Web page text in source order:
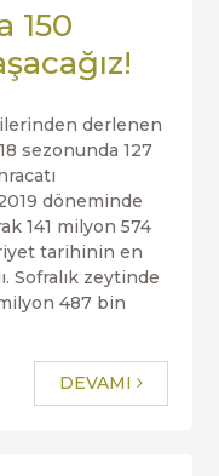
150
derlenen
sezonunda 127
döneminde
141 milyon 574
tarihinin en
Sofralık zeytinde
487 bin
DEVAMI